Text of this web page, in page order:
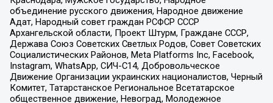
объединение русского движения, Народное движение
Адат, Народный совет граждан РСФСР СССР
Архангельской области, Проект Штурм, Граждане СССР,
Держава Союз Советских Светлых Родов, Совет Советских
Социалистических Районов, Meta Platforms Inc, Facebook,
Instagram, WhatsApp, СИЧ-С14, Добровольческое
Движение Организации украинских националистов, Черный
Комитет, Татарстанское Региональное Всетатарское
общественное движение, Невоград, Молодежное